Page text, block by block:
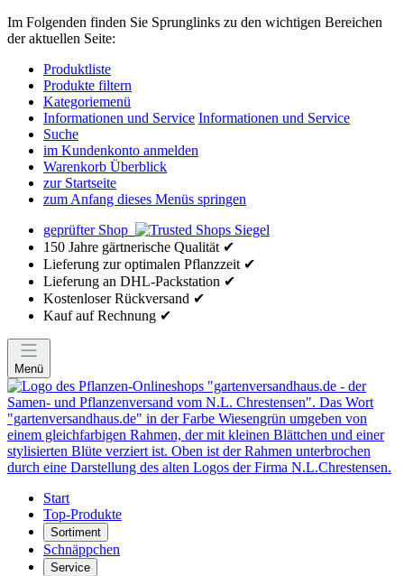
Im Folgenden finden Sie Sprunglinks zu den wichtigen Bereichen
der aktuellen Seite:
Produktliste
Produkte filtern
Kategoriemenü
Informationen und Service Informationen und Service
Suche
im Kundenkonto anmelden
Warenkorb Überblick
zur Startseite
zum Anfang dieses Menüs springen
geprüfter Shop
150 Jahre gärtnerische Qualität ✔
Lieferung zur optimalen Pflanzzeit ✔
Lieferung an DHL-Packstation ✔
Kostenloser Rückversand ✔
Kauf auf Rechnung ✔
Menü
Start
Top-Produkte
Sortiment
Schnäppchen
Service